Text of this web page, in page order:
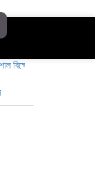
অস্থিতিশীলতা সৃষ্টির